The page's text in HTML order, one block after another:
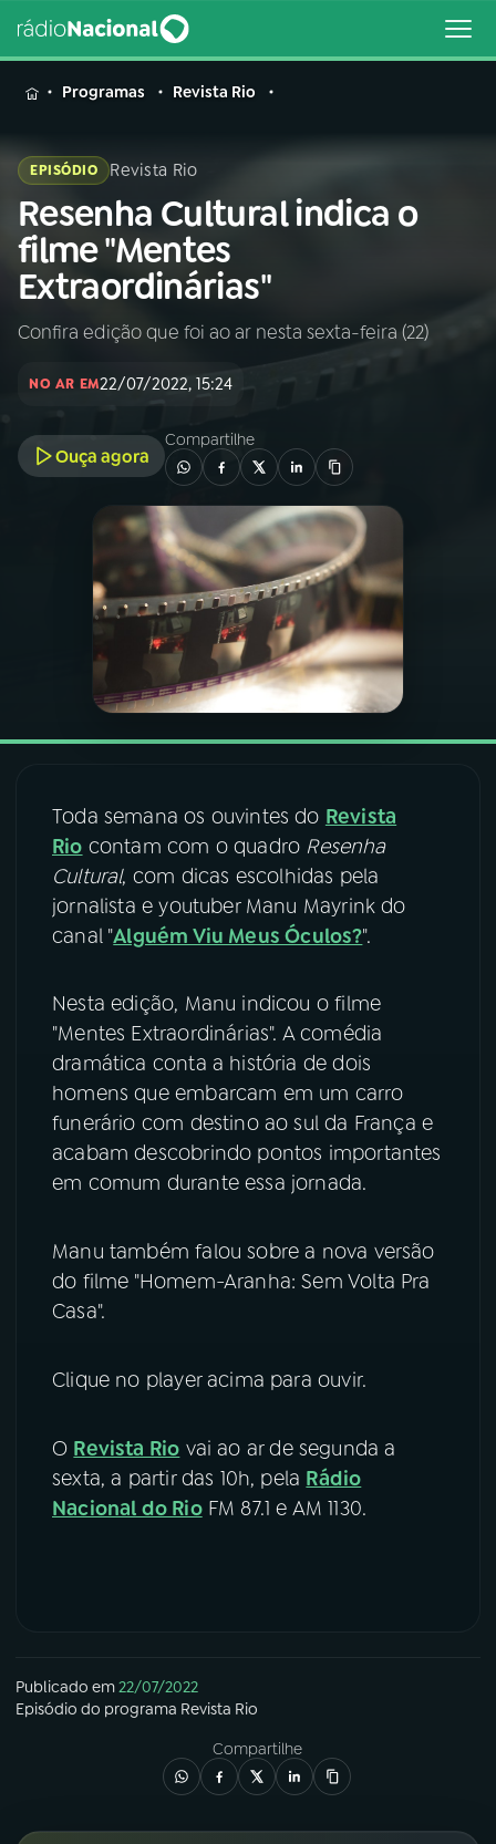
MENU
Buscar
na
Rádio
Nacional
Buscar
AO VIVO
02A RÁDIO
PROGRAMAÇÃO
PROGRAMAS
PODCASTS
07 ÚLTIMAS
08FESTIVAL DE MÚSICA
YouTube Facebook
Instagram X
TikTok
Programas Revista Rio
EPISÓDIO Revista Rio
Resenha Cultural indica o
filme "Mentes
Extraordinárias"
Confira edição que foi ao ar nesta sexta-feira (22)
NO AR EM22/07/2022, 15:24
Ouça agora
Compartilhe
Toda semana os ouvintes do Revista
Rio contam com o quadro Resenha
Cultural, com dicas escolhidas pela
jornalista e youtuber Manu Mayrink do
canal "Alguém Viu Meus Óculos?".
Nesta edição, Manu indicou o filme
"Mentes Extraordinárias". A comédia
dramática conta a história de dois
homens que embarcam em um carro
funerário com destino ao sul da França e
acabam descobrindo pontos importantes
em comum durante essa jornada.
Manu também falou sobre a nova versão
do filme "Homem-Aranha: Sem Volta Pra
Casa".
Clique no player acima para ouvir.
O Revista Rio vai ao ar de segunda a
sexta, a partir das 10h, pela Rádio
Nacional do RioFM 87.1 e AM 1130.
Publicado em22/07/2022
Episódio do programa Revista Rio
Compartilhe